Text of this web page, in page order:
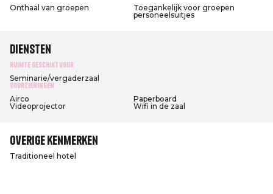
Onthaal van groepen
Toegankelijk voor groepen
personeelsuitjes
Diensten
Ruimte geschikt voor
Seminarie/vergaderzaal
Voorzieningen
Airco
Paperboard
Videoprojector
Wifi in de zaal
Overige kenmerken
Traditioneel hotel